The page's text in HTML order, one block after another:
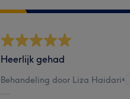
Heerlijk gehad
Behandeling door Liza Haidari•